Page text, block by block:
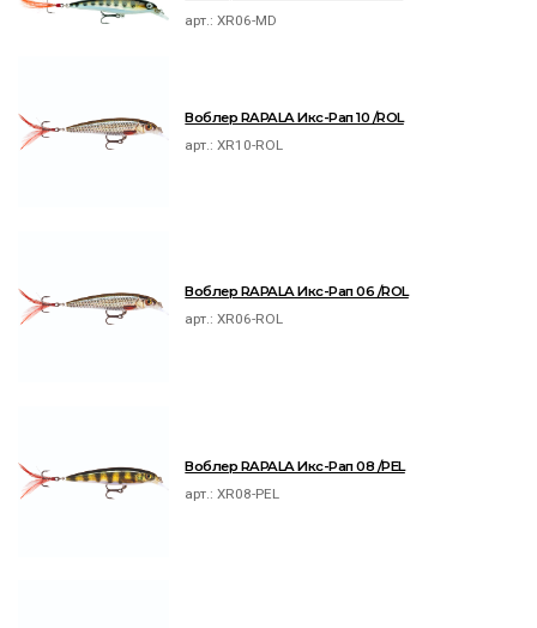
арт.:XR06-MD
Воблер RAPALA Икс-Рап 10 /ROL
арт.:XR10-ROL
Воблер RAPALA Икс-Рап 06 /ROL
арт.:XR06-ROL
Воблер RAPALA Икс-Рап 08 /PEL
арт.:XR08-PEL